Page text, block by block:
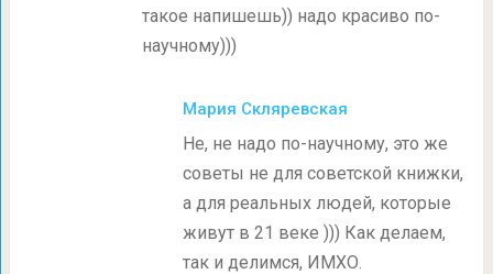
такое напишешь)) надо красиво по-
научному)))
Мария Скляревская
Не, не надо по-научному, это же
советы не для советской книжки,
а для реальных людей, которые
живут в 21 веке ))) Как делаем,
так и делимся, ИМХО.